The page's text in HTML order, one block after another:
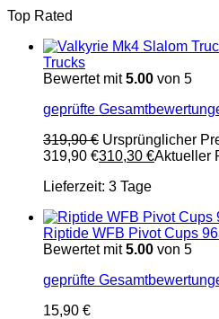
Top Rated
Trucks
Bewertet mit5.00 von 5
geprüfte
319,90€ Ursprünglicher
319,90 €310,30 €Aktueller
Lieferzeit: 3 Tage
Riptide WFB Pivot Cups
Bewertet mit5.00 von 5
geprüfte
15,90 €